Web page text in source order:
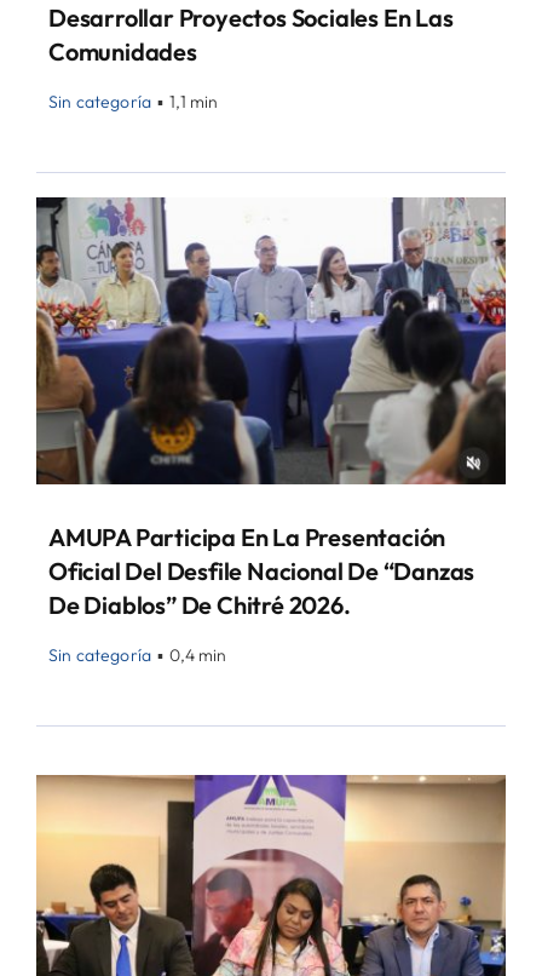
Desarrollar Proyectos Sociales En Las
Comunidades
Sin categoría ▪ 1,1 min
AMUPA Participa En La Presentación
Oficial Del Desfile Nacional De “Danzas
De Diablos” De Chitré 2026.
Sin categoría ▪ 0,4 min